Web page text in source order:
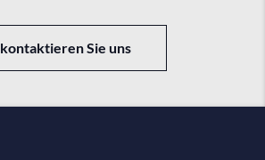
kontaktieren Sie uns